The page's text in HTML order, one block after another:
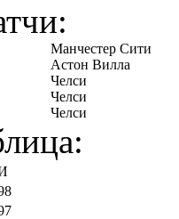
Манчестер Сити
Астон Вилла
Челси
Челси
Челси